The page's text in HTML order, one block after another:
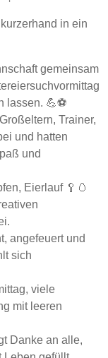
in ein
gemeinsam
lassen. 💪⚽
Trainer,
und hatten
und
Eierlauf 🥄🥚
angefeuert und
sich
viele
mit leeren
Danke an alle,